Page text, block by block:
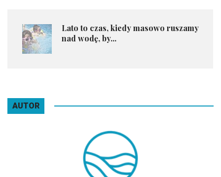
Lato to czas, kiedy masowo ruszamy
nad wodę, by...
AUTOR